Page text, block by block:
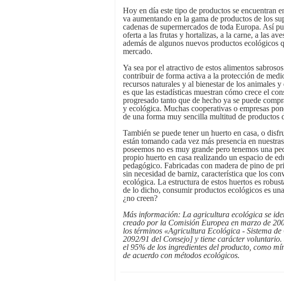
Hoy en día este tipo de productos se encuentran
va aumentando en la gama de productos de los
cadenas de supermercados de toda Europa. Así
oferta a las frutas y hortalizas, a la carne, a las
además de algunos nuevos productos ecológicos
mercado.
Ya sea por el atractivo de estos alimentos
contribuir de forma activa a la protección de
recursos naturales y al bienestar de los animales
es que las estadísticas muestran cómo crece el
progresado tanto que de hecho ya se puede
y ecológica. Muchas cooperativas o empresas
de una forma muy sencilla multitud de productos
También se puede tener un huerto en casa, o
están tomando cada vez más presencia en
poseemos no es muy grande pero tenemos una
propio huerto en casa realizando un espacio de
pedagógico. Fabricadas con madera de pino de
sin necesidad de barniz, característica que los
ecológica. La estructura de estos huertos es
de lo dicho, consumir productos ecológicos es
¿no creen?
Más información: La agricultura ecológica se
creado por la Comisión Europea en marzo de
los términos «Agricultura Ecológica - Sistema
2092/91 del Consejo] y tiene carácter voluntario.
el 95% de los ingredientes del producto, como
de acuerdo con métodos ecológicos.